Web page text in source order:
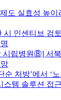
도 실효성 높이
시 인센티브 검
시립병원⑧] 서
순 처방’에서 ‘
스템 솔루션 접